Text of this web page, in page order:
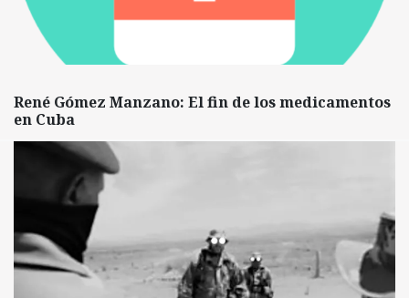
René Gómez Manzano: El fin de los medicamentos
en Cuba